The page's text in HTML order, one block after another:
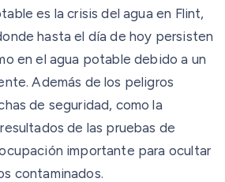
es la crisis del agua en Flint,
hasta el día de hoy persisten
en el agua potable debido a un
Además de los peligros
de seguridad, como la
de las pruebas de
importante para ocultar
contaminados.